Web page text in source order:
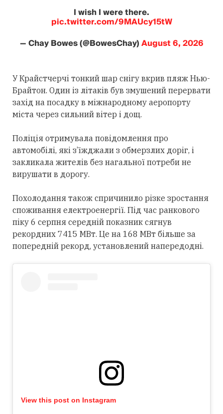
I wish I were there.
pic.twitter.com/9MAUcy15tW
— Chay Bowes (@BowesChay)August 6, 2026
У Крайстчерчі тонкий шар снігу вкрив пляж Нью-
Брайтон. Один із літаків був змушений перервати
захід на посадку в міжнародному аеропорту
міста через сильний вітер і дощ.
Поліція отримувала повідомлення про
автомобілі, які з’їжджали з обмерзлих доріг, і
закликала жителів без нагальної потреби не
вирушати в дорогу.
Похолодання також спричинило різке зростання
споживання електроенергії. Під час ранкового
піку 6 серпня середній показник сягнув
рекордних 7415 МВт. Це на 168 МВт більше за
попередній рекорд, установлений напередодні.
View this post on Instagram